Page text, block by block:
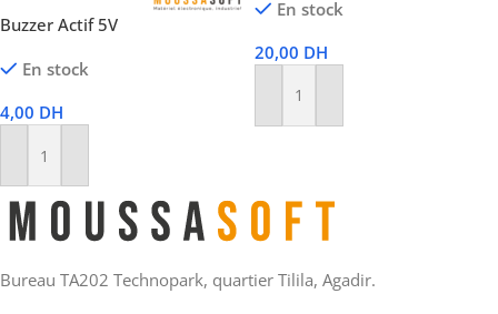
Buzzer Actif 5V
En stock
4,00 DH
Ajouter Au Panier
En stock
20,00 DH
Ajouter Au Panier
Bureau TA202 Technopark, quartier Tilila, Agadir.